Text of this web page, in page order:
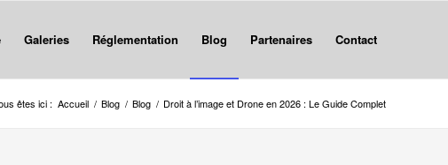
Galeries Réglementation Blog Partenaires Contact
êtes ici : Accueil / Blog / Blog / Droit à l’image et Drone en 2026 : Le Guide Complet